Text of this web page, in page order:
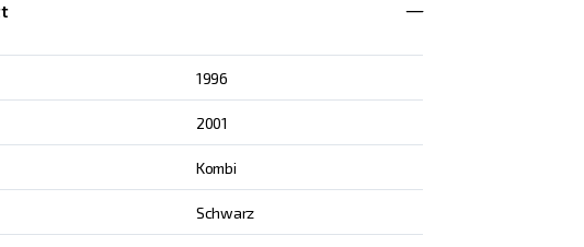
1996
2001
Kombi
Schwarz